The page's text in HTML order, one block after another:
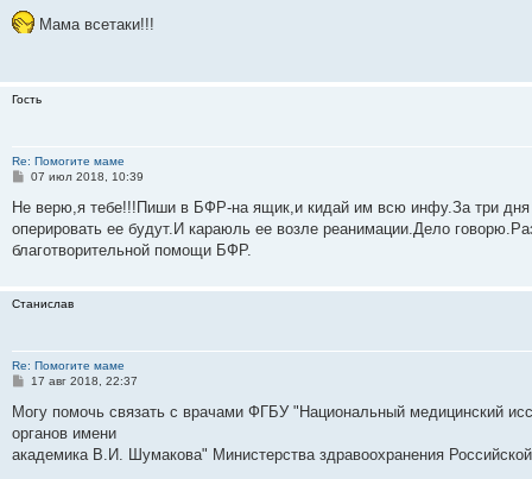
о
б
е
Мама всетаки!!!
Гость
Re: Помогите маме
С
о
щ
е
е
07 июл 2018, 10:39
Не верю,я тебе!!!Пиши в БФР-на ящик,и кидай им всю инфу.За три дня
оперировать ее будут.И караюль ее возле реанимации.Дело
благотворительной помощи БФР.
Станислав
Re: Помогите маме
С
о
щ
е
17 авг 2018, 22:37
Могу помочь связать с врачами ФГБУ "Национальный медицинский
органов имени
академика В.И. Шумакова" Министерства здравоохранения